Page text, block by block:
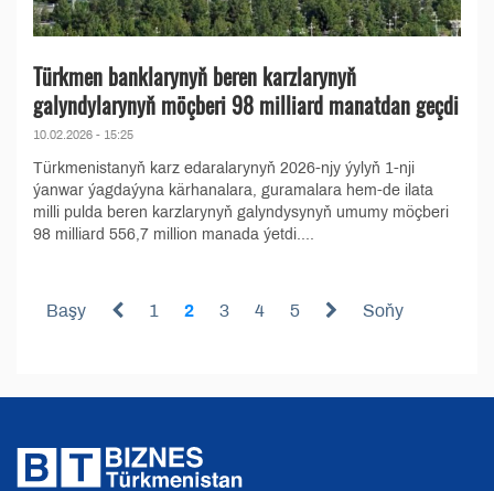
Türkmen banklarynyň beren karzlarynyň
galyndylarynyň möçberi 98 milliard manatdan geçdi
10.02.2026 - 15:25
Türkmenistanyň karz edaralarynyň 2026-njy ýylyň 1-nji
ýanwar ýagdaýyna kärhanalara, guramalara hem-de ilata
milli pulda beren karzlarynyň galyndysynyň umumy möçberi
98 milliard 556,7 million manada ýetdi....
Başy 1 2 3 4 5 Soňy